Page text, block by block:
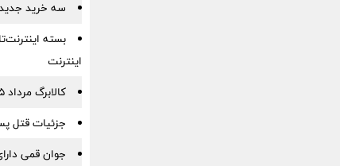
سه خرید
بسته
اینترنت
کالابرگ مرداد ۱۴۰۵ واریز شد + جدول زمان و مبلغ کالابرگ
جزئیات قتل
جوان قمی